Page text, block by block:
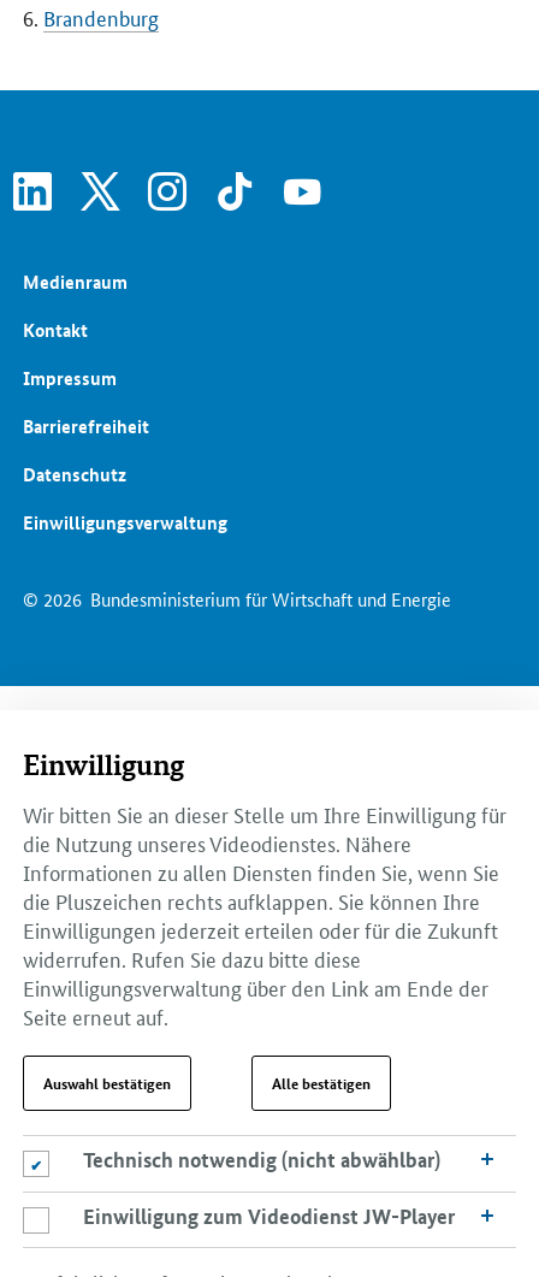
6. Brandenburg
linkedin instagram tiktok youtube
© 2026 Bundesministerium für Wirtschaft und Energie
Medienraum
Kontakt
Impressum
Barrierefreiheit
Datenschutz
Einwilligungsverwaltung
Einwilligung
Wir bitten Sie an dieser Stelle um Ihre Einwilligung für
die Nutzung unseres Videodienstes. Nähere
Informationen zu allen Diensten finden Sie, wenn Sie
die Pluszeichen rechts aufklappen. Sie können Ihre
Einwilligungen jederzeit erteilen oder für die Zukunft
widerrufen. Rufen Sie dazu bitte diese
Einwilligungsverwaltung über den Link am Ende der
Seite erneut auf.
Auswahl bestätigen Alle bestätigen
Technisch notwendig (nicht abwählbar)
Technisch notwendig (nicht abwählbar)
Einwilligung zum Videodienst JW-Player
Einwilligung zum Videodienst JW-Player